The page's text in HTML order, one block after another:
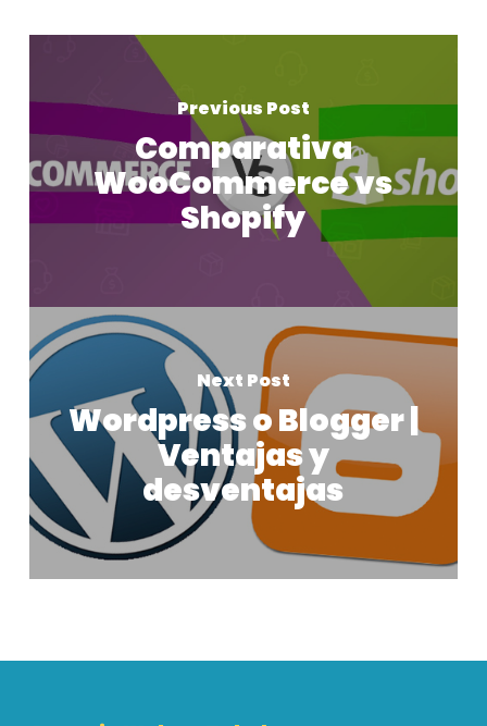
Previous Post
Comparativa
WooCommerce vs
Shopify
Next Post
Wordpress o Blogger |
Ventajas y
desventajas